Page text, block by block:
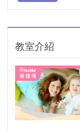
教室介紹